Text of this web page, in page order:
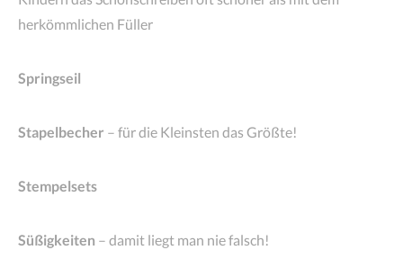
herkömmlichen Füller
Springseil
Stapelbecher – für die Kleinsten das Größte!
Stempelsets
Süßigkeiten – damit liegt man nie falsch!